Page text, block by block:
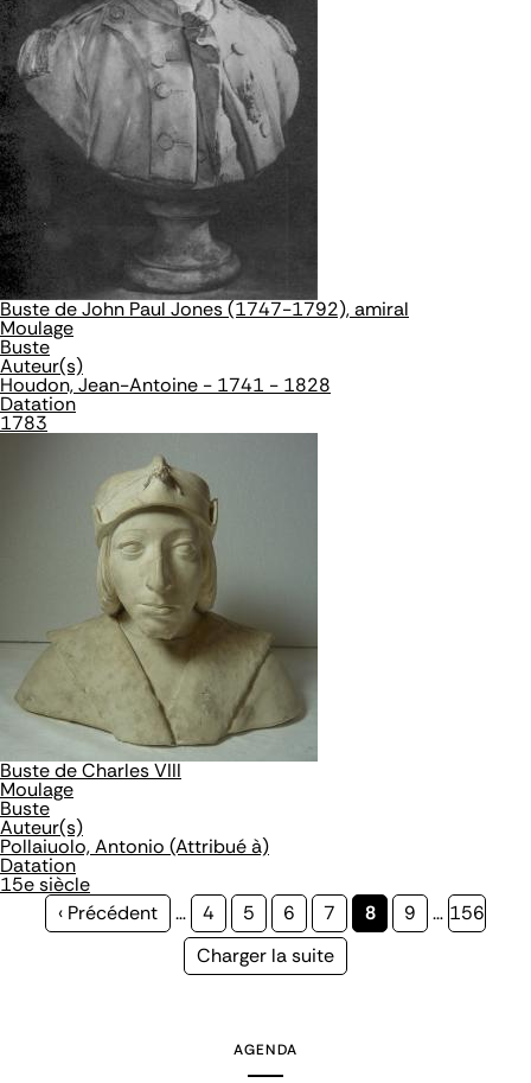
Buste de John Paul Jones (1747-1792), amiral
Moulage
Buste
Auteur(s)
Houdon, Jean-Antoine - 1741 - 1828
Datation
1783
Buste de Charles VIII
Moulage
Buste
Auteur(s)
Pollaiuolo, Antonio (Attribué à)
Datation
15e siècle
Page
‹ Précédent … Page
4 Page
5 Page
6 Page
7
Page
8 Page
9 … Page
156
Page
Charger la suite
AGENDA